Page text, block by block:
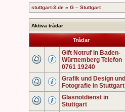
stuttgart-3.de » G – Stuttgart
Aktiva trådar
Trådar
Gift Notruf in Baden-
Württemberg Telefon
0761 19240
Grafik und Design und
Fotografie in Stuttgart
Glasnotdienst in
Stuttgart